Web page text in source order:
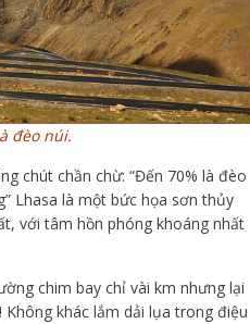
đèo núi.
chút chần chừ: “Đến 70% là đèo
Lhasa là một bức họa sơn thủy
với tâm hồn phóng khoáng nhất
chim bay chỉ vài km nhưng lại
khác lắm dải lụa trong điệu